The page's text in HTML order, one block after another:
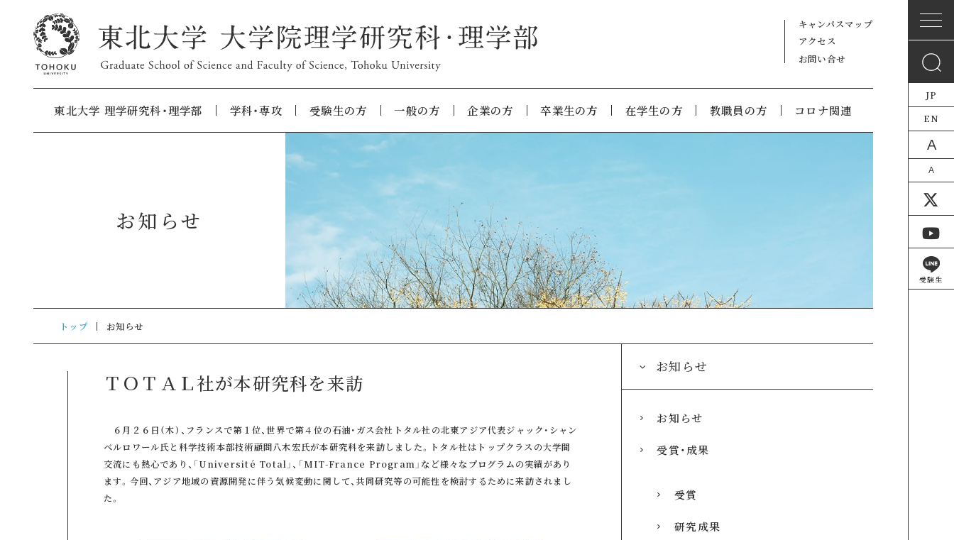
キャンパスマップ
アクセス
お問い合せ
東北大学 理学研究科・理学部 学科・専攻 受験生の方 一般の方 企業の方 卒業生の方 在学生の方 教職員の方 コロナ関連
お知らせ
トップ お知らせ
ＴＯＴＡＬ社が本研究科を来訪
６月２６日（木）、フランスで第１位、世界で第４位の石油・ガス会社トタル社の北東アジア代表ジャック・シャン
ベルロワール氏と科学技術本部技術顧問八木宏氏が本研究科を来訪しました。トタル社はトップクラスの大学間
交流にも熱心であり、「Université Total」、「MIT-France Program」など様々なプログラムの実績があり
ます。今回、アジア地域の資源開発に伴う気候変動に関して、共同研究等の可能性を検討するために来訪されまし
た。
お知らせ
お知らせ
受賞・成果
受賞
研究成果
JP
EN
A
A
受験生